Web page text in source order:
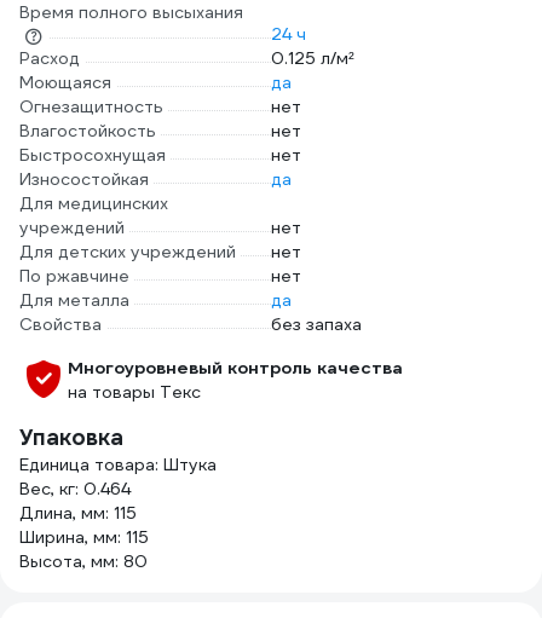
Время полного высыхания
24 ч
Расход
0.125 л/м²
Моющаяся
да
Огнезащитность
нет
Влагостойкость
нет
Быстросохнущая
нет
Износостойкая
да
Для медицинских
учреждений
нет
Для детских учреждений
нет
По ржавчине
нет
Для металла
да
Свойства
без запаха
Многоуровневый контроль качества
на товары Текс
Упаковка
Единица товара: Штука
Вес, кг: 0.464
Длина, мм: 115
Ширина, мм: 115
Высота, мм: 80